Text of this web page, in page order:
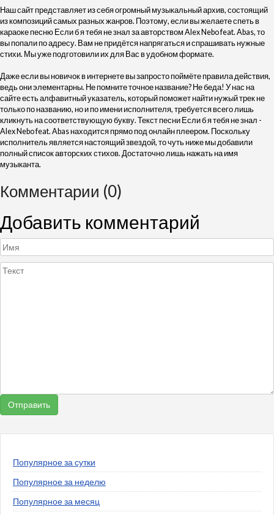
Наш сайт представляет из себя огромный музыкальный архив, состоящий
из композиций самых разных жанров. Поэтому, если вы желаете спеть в
караоке песню Если б я тебя не знал за авторством Alex Nebo feat. Abas, то
вы попали по адресу. Вам не придётся напрягаться и спрашивать нужные
стихи. Мы уже подготовили их для Вас в удобном формате.
Даже если вы новичок в интернете вы запросто поймёте правила действия,
ведь они элементарны. Не помните точное название? Не беда! У нас на
сайте есть алфавитный указатель, который поможет найти нужый трек не
только по названию, но и по имени исполнителя, требуется всего лишь
кликнуть на соответствующую букву. Текст песни Если б я тебя не знал -
Alex Nebo feat. Abas находится прямо под онлайн плеером. Поскольку
исполнитель является настоящий звездой, то чуть ниже мы добавили
полный список авторских стихов. Достаточно лишь нажать на имя
музыканта.
Комментарии (0)
Добавить комментарий
Популярное за сутки
Популярное за неделю
Популярное за месяц